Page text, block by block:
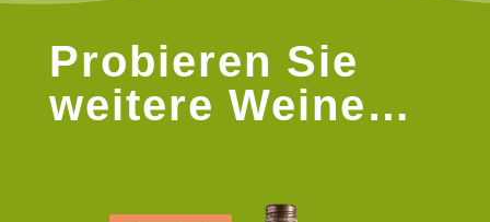
Probieren Sie
weitere Weine…